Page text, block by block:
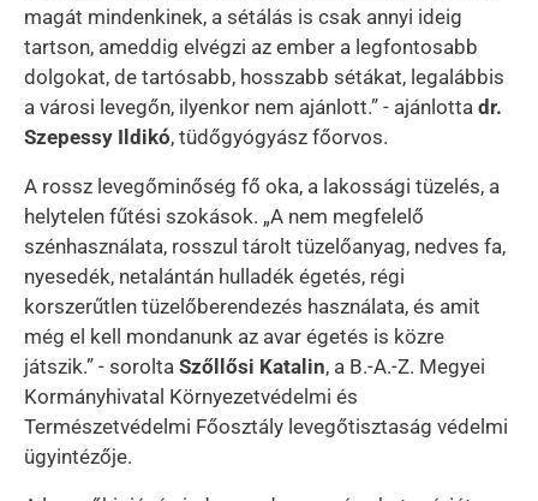
magát mindenkinek, a sétálás is csak annyi ideig
tartson, ameddig elvégzi az ember a legfontosabb
dolgokat, de tartósabb, hosszabb sétákat, legalábbis
a városi levegőn, ilyenkor nem ajánlott.” - ajánlotta dr.
Szepessy Ildikó, tüdőgyógyász főorvos.
A rossz levegőminőség fő oka, a lakossági tüzelés, a
helytelen fűtési szokások. „A nem megfelelő
szénhasználata, rosszul tárolt tüzelőanyag, nedves fa,
nyesedék, netalántán hulladék égetés, régi
korszerűtlen tüzelőberendezés használata, és amit
még el kell mondanunk az avar égetés is közre
játszik.” - sorolta Szőllősi Katalin, a B.-A.-Z. Megyei
Kormányhivatal Környezetvédelmi és
Természetvédelmi Főosztály levegőtisztaság védelmi
ügyintézője.